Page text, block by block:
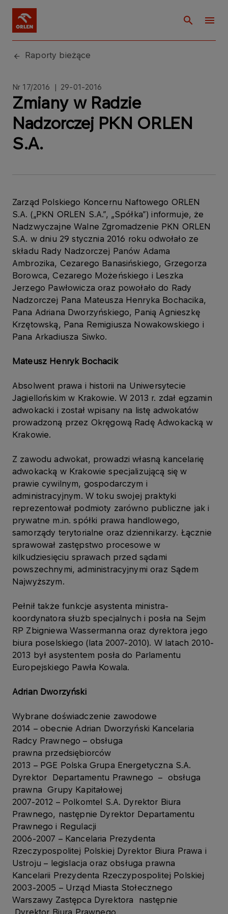
Raporty bieżące
Nr 17/2016 | 29-01-2016
Zmiany w Radzie
Nadzorczej PKN ORLEN
S.A.
Zarząd Polskiego Koncernu Naftowego ORLEN
S.A. („PKN ORLEN S.A.”, „Spółka”) informuje, że
Nadzwyczajne Walne Zgromadzenie PKN ORLEN
S.A. w dniu 29 stycznia 2016 roku odwołało ze
składu Rady Nadzorczej Panów Adama
Ambrozika, Cezarego Banasińskiego, Grzegorza
Borowca, Cezarego Możeńskiego i Leszka
Jerzego Pawłowicza oraz powołało do Rady
Nadzorczej Pana Mateusza Henryka Bochacika,
Pana Adriana Dworzyńskiego, Panią Agnieszkę
Krzętowską, Pana Remigiusza Nowakowskiego i
Pana Arkadiusza Siwko.
Mateusz Henryk Bochacik
Absolwent prawa i historii na Uniwersytecie
Jagiellońskim w Krakowie. W 2013 r. zdał egzamin
adwokacki i został wpisany na listę adwokatów
prowadzoną przez Okręgową Radę Adwokacką w
Krakowie.
Z zawodu adwokat, prowadzi własną kancelarię
adwokacką w Krakowie specjalizującą się w
prawie cywilnym, gospodarczym i
administracyjnym. W toku swojej praktyki
reprezentował podmioty zarówno publiczne jak i
prywatne m.in. spółki prawa handlowego,
samorządy terytorialne oraz dziennikarzy. Łącznie
sprawował zastępstwo procesowe w
kilkudziesięciu sprawach przed sądami
powszechnymi, administracyjnymi oraz Sądem
Najwyższym.
Pełnił także funkcje asystenta ministra-
koordynatora służb specjalnych i posła na Sejm
RP Zbigniewa Wassermanna oraz dyrektora jego
biura poselskiego (lata 2007-2010). W latach 2010-
2013 był asystentem posła do Parlamentu
Europejskiego Pawła Kowala.
Adrian Dworzyński
Wybrane doświadczenie zawodowe
2014 – obecnie Adrian Dworzyński Kancelaria
Radcy Prawnego – obsługa
prawna przedsiębiorców
2013 – PGE Polska Grupa Energetyczna S.A.
Dyrektor Departamentu Prawnego – obsługa
prawna Grupy Kapitałowej
2007-2012 – Polkomtel S.A. Dyrektor Biura
Prawnego, następnie Dyrektor Departamentu
Prawnego i Regulacji
2006-2007 – Kancelaria Prezydenta
Rzeczypospolitej Polskiej Dyrektor Biura Prawa i
Ustroju – legislacja oraz obsługa prawna
Kancelarii Prezydenta Rzeczypospolitej Polskiej
2003-2005 – Urząd Miasta Stołecznego
Warszawy Zastępca Dyrektora następnie
Dyrektor Biura Prawnego